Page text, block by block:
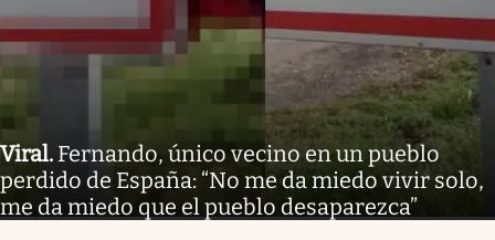
Viral. Fernando, único vecino en un pueblo
perdido de España: “No me da miedo vivir solo,
me da miedo que el pueblo desaparezca”